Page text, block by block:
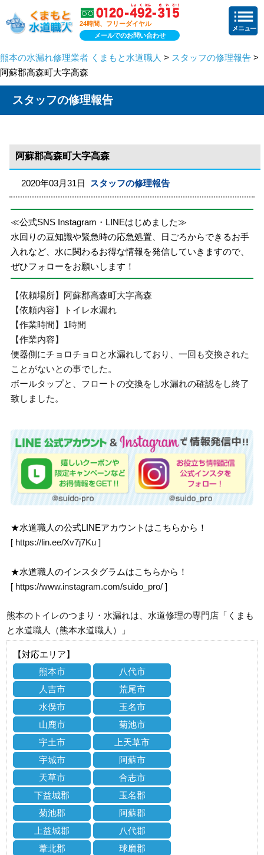
24時間、フリーダイヤル
メールでのお問い合わせ
熊本の水漏れ修理業者 くまもと水道職人 > スタッフの修理報告 >
阿蘇郡高森町大字高森
スタッフの修理報告
阿蘇郡高森町大字高森
2020年03月31日 スタッフの修理報告
≪公式SNS Instagram・LINEはじめました≫
水回りの豆知識や緊急時の応急処置、日ごろからできるお手
入れなど、水に関わるお得な情報を発信していきますので、
ぜひフォローをお願いします！
【依頼場所】阿蘇郡高森町大字高森
【依頼内容】トイレ水漏れ
【作業時間】1時間
【作業内容】
便器側にチョロチョロと水漏れしており、一回も交換された
ことがないとの事でした。
ボールタップと、フロートの交換をし水漏れの確認をし終了
致しました。
★水道職人の公式LINEアカウントはこちらから！
[ https://lin.ee/Xv7j7Ku ]
★水道職人のインスタグラムはこちらから！
[ https://www.instagram.com/suido_pro/ ]
熊本のトイレのつまり・水漏れは、水道修理の専門店「くまも
と水道職人（熊本水道職人）」
【対応エリア】
熊本市
八代市
人吉市
荒尾市
水俣市
玉名市
山鹿市
菊池市
宇土市
上天草市
宇城市
阿蘇市
天草市
合志市
下益城郡
玉名郡
菊池郡
阿蘇郡
上益城郡
八代郡
葦北郡
球磨郡